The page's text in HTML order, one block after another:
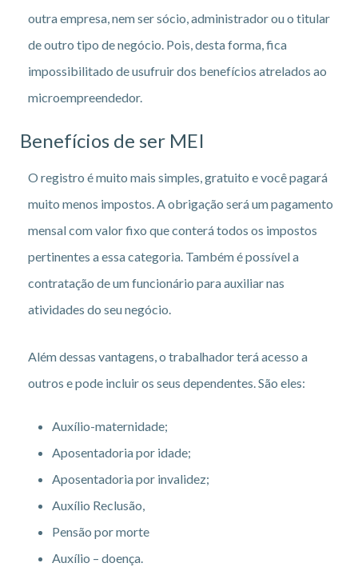
outra empresa, nem ser sócio, administrador ou o titular
de outro tipo de negócio. Pois, desta forma, fica
impossibilitado de usufruir dos benefícios atrelados ao
microempreendedor.
Benefícios de ser MEI
O registro é muito mais simples, gratuito e você pagará
muito menos impostos. A obrigação será um pagamento
mensal com valor fixo que conterá todos os impostos
pertinentes a essa categoria. Também é possível a
contratação de um funcionário para auxiliar nas
atividades do seu negócio.
Além dessas vantagens, o trabalhador terá acesso a
outros e pode incluir os seus dependentes. São eles:
Auxílio-maternidade;
Aposentadoria por idade;
Aposentadoria por invalidez;
Auxílio Reclusão,
Pensão por morte
Auxílio – doença.